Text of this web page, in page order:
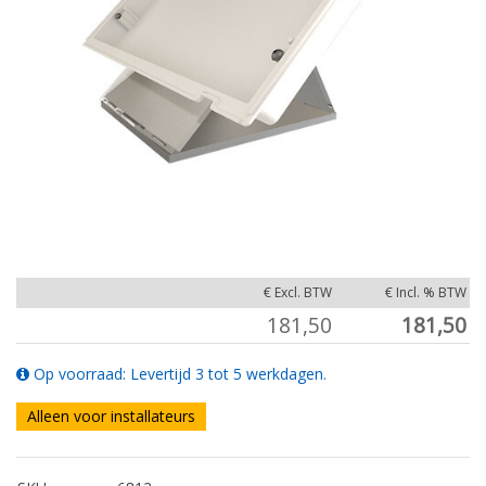
€ Excl. BTW € Incl. % BTW
181,50 181,50
Op voorraad: Levertijd 3 tot 5 werkdagen.
Alleen voor installateurs